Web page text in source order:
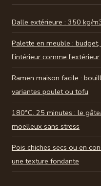
Dalle extérieure : 350 kg/
Palette en meuble :
l’intérieur comme l’extérieur
Ramen maison facile :
variantes poulet ou tofu
180°C, 25 minutes : le
moelleux sans stress
Pois chiches secs ou en
une texture fondante